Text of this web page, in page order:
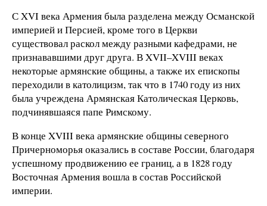
С XVI века Армения была разделена между Османской
империей и Персией, кроме того в Церкви
существовал раскол между разными кафедрами, не
признававшими друг друга. В XVII–XVIII веках
некоторые армянские общины, а также их епископы
переходили в католицизм, так что в 1740 году из них
была учреждена Армянская Католическая Церковь,
подчинявшаяся папе Римскому.
В конце XVIII века армянские общины северного
Причерноморья оказались в составе России, благодаря
успешному продвижению ее границ, а в 1828 году
Восточная Армения вошла в состав Российской
империи.